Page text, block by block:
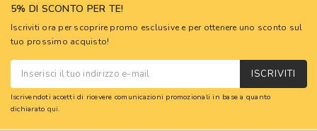
5% DI SCONTO PER TE!
Iscriviti ora per scoprire promo esclusive e per ottenere uno sconto sul
tuo prossimo acquisto!
ISCRIVITI
Iscrivendoti accetti di ricevere comunicazioni promozionali in base a quanto
dichiarato qui.